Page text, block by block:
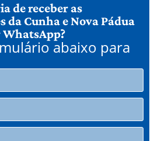
de receber as
da Cunha e Nova Pádua
abaixo para